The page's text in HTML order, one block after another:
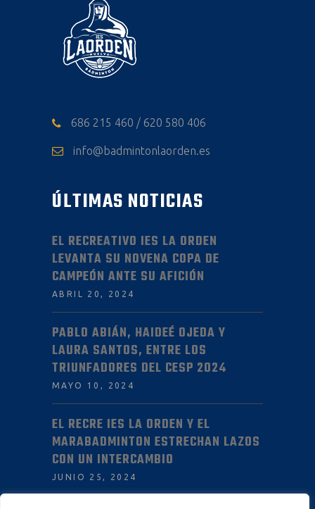
686 215 460 / 620 580 406
info@badmintonlaorden.es
ÚLTIMAS NOTICIAS
EL RECREATIVO IES LA ORDEN
LEVANTA SU NOVENA COPA DE
CAMPEÓN ANTE SU AFICIÓN
ABRIL 20, 2024
PABLO ABIÁN, HAIDEÉ OJEDA Y
LAURA SANTOS, ENTRE LOS
TRIUNFADORES DEL CESP 2024
MAYO 10, 2024
EL RECRE IES LA ORDEN Y EL
MARABADMINTON ESTRECHAN LAZOS
CON UN INTERCAMBIO
JUNIO 25, 2024